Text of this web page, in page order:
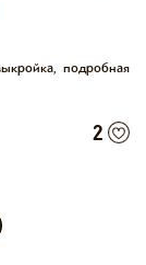
подробная
2